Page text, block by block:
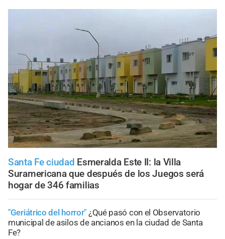
Santa Fe ciudad Esmeralda Este II: la Villa
Suramericana que después de los Juegos será
hogar de 346 familias
"Geriátrico del horror" ¿Qué pasó con el Observatorio
municipal de asilos de ancianos en la ciudad de Santa
Fe?